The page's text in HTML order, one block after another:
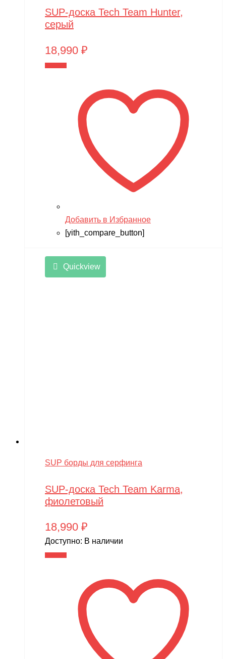
SUP-доска Tech Team Hunter,
серый
18,990 ₽
Добавить в Избранное
[yith_compare_button]
Quickview
SUP борды для серфинга
SUP-доска Tech Team Karma,
фиолетовый
18,990 ₽
Доступно: В наличии